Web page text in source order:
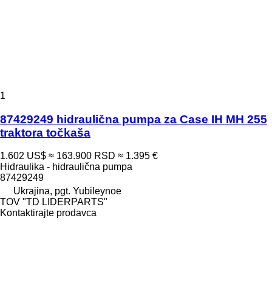
1
87429249 hidraulična pumpa za Case IH MH 255
traktora točkaša
1.602 US$ ≈ 163.900 RSD ≈ 1.395 €
Hidraulika - hidraulična pumpa
87429249
Ukrajina, pgt. Yubileynoe
TOV "TD LIDERPARTS"
Kontaktirajte prodavca